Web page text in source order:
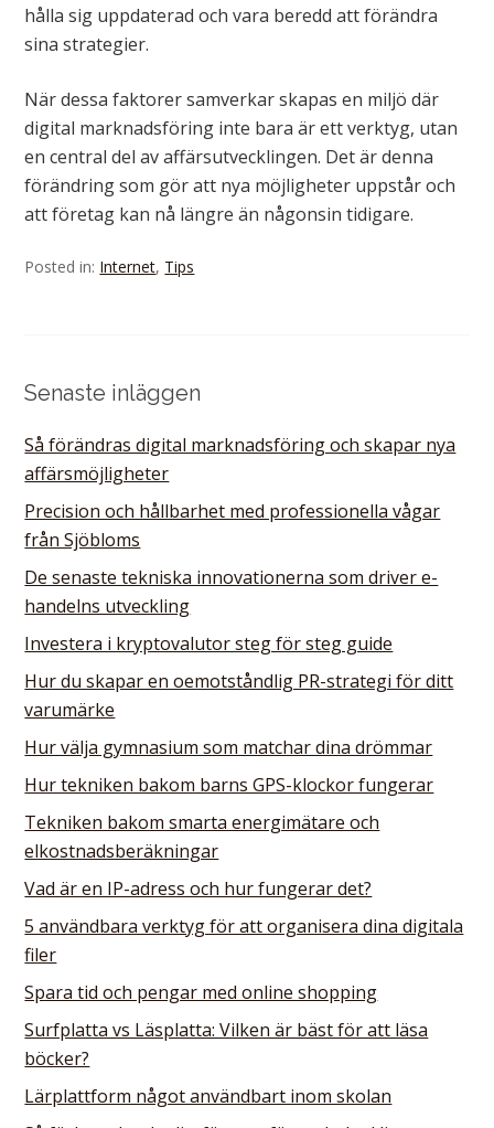
hålla sig uppdaterad och vara beredd att förändra
sina strategier.
När dessa faktorer samverkar skapas en miljö där
digital marknadsföring inte bara är ett verktyg, utan
en central del av affärsutvecklingen. Det är denna
förändring som gör att nya möjligheter uppstår och
att företag kan nå längre än någonsin tidigare.
Posted in: Internet, Tips
Senaste inläggen
Så förändras digital marknadsföring och skapar nya
affärsmöjligheter
Precision och hållbarhet med professionella vågar
från Sjöbloms
De senaste tekniska innovationerna som driver e-
handelns utveckling
Investera i kryptovalutor steg för steg guide
Hur du skapar en oemotståndlig PR-strategi för ditt
varumärke
Hur välja gymnasium som matchar dina drömmar
Hur tekniken bakom barns GPS-klockor fungerar
Tekniken bakom smarta energimätare och
elkostnadsberäkningar
Vad är en IP-adress och hur fungerar det?
5 användbara verktyg för att organisera dina digitala
filer
Spara tid och pengar med online shopping
Surfplatta vs Läsplatta: Vilken är bäst för att läsa
böcker?
Lärplattform något användbart inom skolan